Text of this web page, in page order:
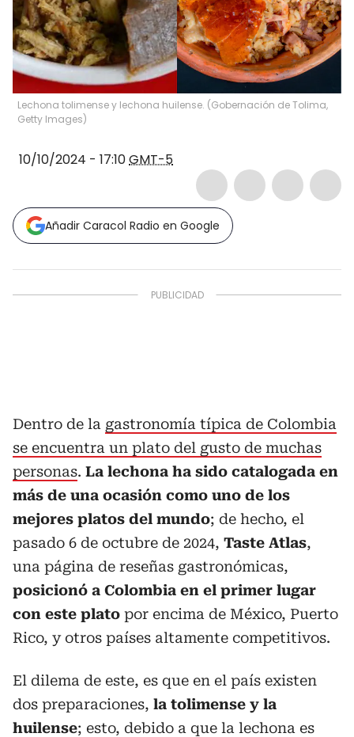
Lechona tolimense y lechona huilense. (Gobernación de Tolima,
Getty Images)
10/10/2024 - 17:10GMT-5
Añadir Caracol Radio en Google
Dentro de la gastronomía típica de Colombia
se encuentra un plato del gusto de muchas
personas. La lechona ha sido catalogada en
más de una ocasión como uno de los
mejores platos del mundo; de hecho, el
pasado 6 de octubre de 2024, Taste Atlas,
una página de reseñas gastronómicas,
posicionó a Colombia en el primer lugar
con este plato por encima de México, Puerto
Rico, y otros países altamente competitivos.
El dilema de este, es que en el país existen
dos preparaciones, la tolimense y la
huilense; esto, debido a que la lechona es